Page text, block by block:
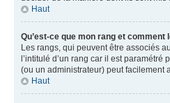
Haut
Qu’est-ce que mon rang et comment
Les rangs, qui peuvent être associés
l’intitulé d’un rang car il est
(ou un administrateur) peut facilement
Haut